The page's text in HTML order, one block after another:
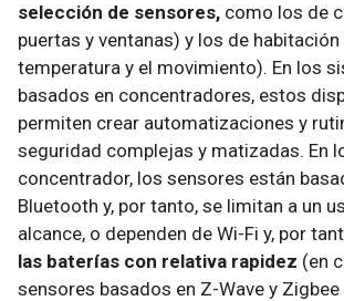
selección de sensores, como los de
puertas y ventanas) y los de habitación
temperatura y el movimiento). En los
basados en concentradores, estos
permiten crear automatizaciones y
seguridad complejas y matizadas. En
concentrador, los sensores están
Bluetooth y, por tanto, se limitan a un
alcance, o dependen de Wi-Fi y, por
las baterías con relativa rapidez (en
sensores basados en Z-Wave y